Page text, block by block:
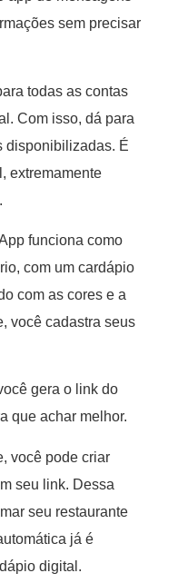
sem precisar
todas as contas
Com isso, dá para
disponibilizadas. É
extremamente
funciona como
com um cardápio
com as cores e a
você cadastra seus
gera o link do
que achar melhor.
você pode criar
seu link. Dessa
seu restaurante
já é
digital.